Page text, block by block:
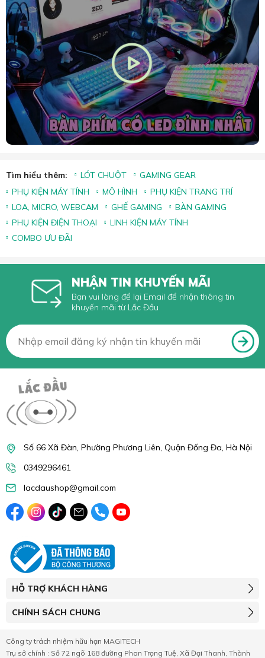
Tìm hiểu thêm: LÓT CHUỘT
GAMING GEAR
PHỤ KIỆN MÁY TÍNH
MÔ HÌNH
PHỤ KIỆN TRANG TRÍ
LOA, MICRO, WEBCAM
GHẾ GAMING
BÀN GAMING
PHỤ KIỆN ĐIỆN THOẠI
LINH KIỆN MÁY TÍNH
COMBO ƯU ĐÃI
NHẬN TIN KHUYẾN MÃI
Bạn vui lòng để lại Email để nhận thông tin
khuyến mãi từ Lắc Đầu
Số 66 Xã Đàn, Phường Phương Liên, Quận Đống Đa, Hà Nội
0349296461
lacdaushop@gmail.com
HỖ TRỢ KHÁCH HÀNG
CHÍNH SÁCH CHUNG
Công ty trách nhiệm hữu hạn MAGITECH
Trụ sở chính : Số 72 ngõ 168 đường Phan Trọng Tuệ, Xã Đại Thanh, Thành